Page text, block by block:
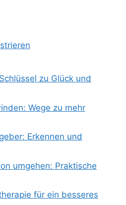
zu Glück und
Wege zu mehr
Erkennen und
umgehen: Praktische
für ein besseres